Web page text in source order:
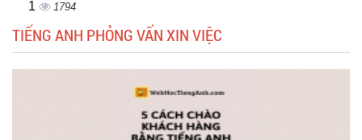
1
1794
TIẾNG ANH PHỎNG VẤN XIN VIỆC